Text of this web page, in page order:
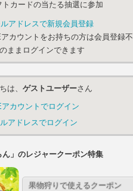
トカードの当たる抽選に参加
ルアドレスで新規会員登録
カウントをお持ちの方は会員登録不
ままログインできます
は、 ゲストユーザーさん
アカウントでログイン
アドレスでログイン
ん」のレジャークーポン特集
果物狩りで使えるクーポン